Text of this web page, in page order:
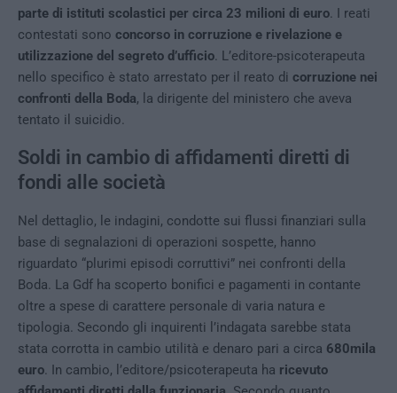
parte di istituti scolastici per circa 23 milioni di euro . I reati
contestati sono concorso in corruzione e rivelazione e
utilizzazione del segreto d’ufficio . L’editore-psicoterapeuta
nello specifico è stato arrestato per il reato di corruzione nei
confronti della Boda, la dirigente del ministero che aveva
tentato il suicidio.
Soldi in cambio di affidamenti diretti di
fondi alle società
Nel dettaglio, le indagini, condotte sui flussi finanziari sulla
base di segnalazioni di operazioni sospette, hanno
riguardato “plurimi episodi corruttivi” nei confronti della
Boda. La Gdf ha scoperto bonifici e pagamenti in contante
oltre a spese di carattere personale di varia natura e
tipologia. Secondo gli inquirenti l’indagata sarebbe stata
stata corrotta in cambio utilità e denaro pari a circa 680mila
euro . In cambio, l’editore/psicoterapeuta ha ricevuto